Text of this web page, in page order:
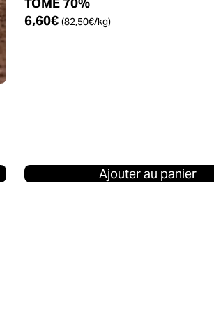
6,60€ (82,50€/kg)
Ajouter au panier